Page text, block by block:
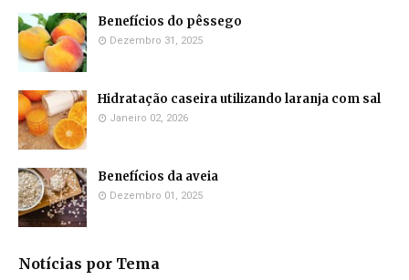
Benefícios do pêssego
Dezembro 31, 2025
Hidratação caseira utilizando laranja com sal
Janeiro 02, 2026
Benefícios da aveia
Dezembro 01, 2025
Notícias por Tema